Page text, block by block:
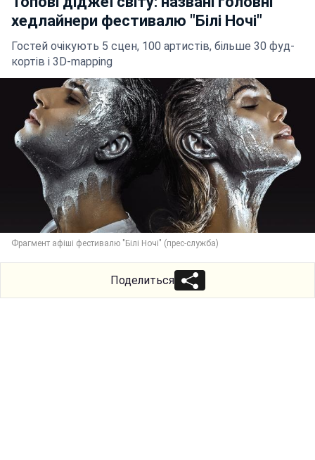
хедлайнери фестивалю "Білі Ночі"
Гостей очікують 5 сцен, 100 артистів, більше 30 фуд-
кортів і 3D-mapping
Фрагмент афіші фестивалю "Білі Ночі" (прес-служба)
Поделиться